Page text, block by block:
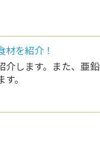
を紹介！
介します。また、亜鉛
。